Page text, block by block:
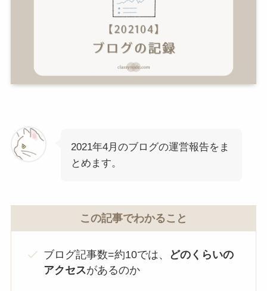
2021年4月のブログの運営報告をま
とめます。
この記事でわかること
ブログ記事数=約10では、
どのくらいの
アクセスがあるのか